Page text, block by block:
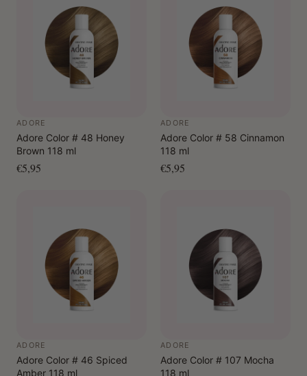
ADORE
Adore Color # 48 Honey
Brown 118 ml
€5,95
ADORE
Adore Color # 58 Cinnamon
118 ml
€5,95
ADORE
Adore Color # 46 Spiced
Amber 118 ml
ADORE
Adore Color # 107 Mocha
118 ml